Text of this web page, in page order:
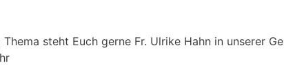
steht Euch gerne Fr. Ulrike Hahn in unserer